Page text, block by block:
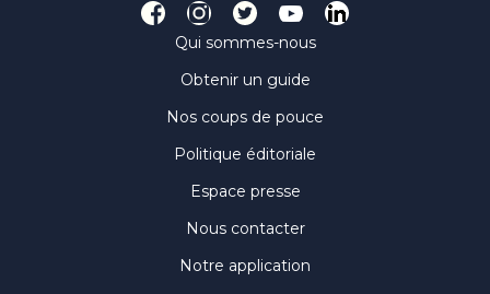
Qui sommes-nous
Obtenir un guide
Nos coups de pouce
Politique éditoriale
Espace presse
Nous contacter
Notre application